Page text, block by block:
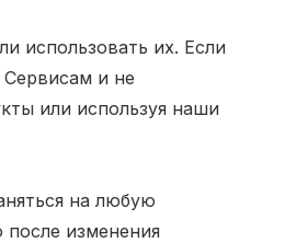
использовать их. Если
и не
или используя наши
на любую
изменения